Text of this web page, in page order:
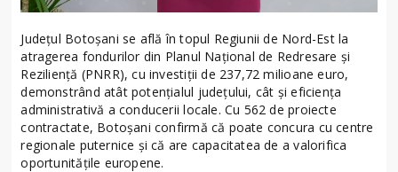
Județul Botoșani se află în topul Regiunii de Nord-Est la
atragerea fondurilor din Planul Național de Redresare și
Reziliență (PNRR), cu investiții de 237,72 milioane euro,
demonstrând atât potențialul județului, cât și eficiența
administrativă a conducerii locale. Cu 562 de proiecte
contractate, Botoșani confirmă că poate concura cu centre
regionale puternice și că are capacitatea de a valorifica
oportunitățile europene.